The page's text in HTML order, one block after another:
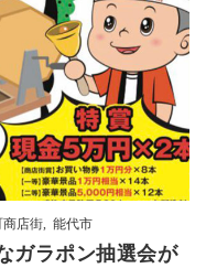
商店街 能代市
ガラポン抽選会が